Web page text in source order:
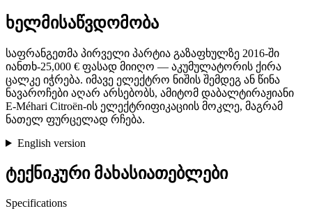
ხელმისაწვდომობა
საფრანგეთმა პირველი პარტია გაზაფხულზე 2016-ში
იანთხ-25,000 € ფასად მიიღო — აკუმულატორის ქირა
ცალკე იჭრება. იმავე ელექტრო ნიშის შემდეგ ან წინა
ნავაროჩები აღარ არსებობს, ამიტომ დაბალტირაჟიანი
E-Méhari Citroën-ის ელექტრიფიკაციის მოკლე, მაგრამ
ნათელ ფურცელად რჩება.
English version
ტექნიკური მახასიათებლები
Specifications